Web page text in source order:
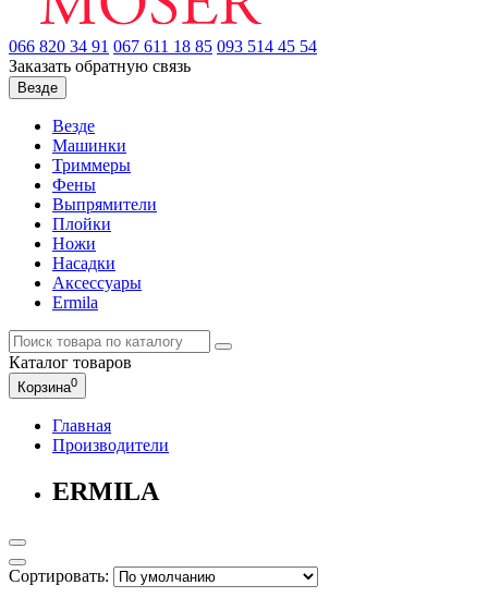
066 820 34 91 067 611 18 85 093 514 45 54
Заказать обратную связь
Везде
Везде
Машинки
Триммеры
Фены
Выпрямители
Плойки
Ножи
Насадки
Аксессуары
Ermila
Каталог товаров
Корзина0
Главная
Производители
ERMILA
Сортировать: